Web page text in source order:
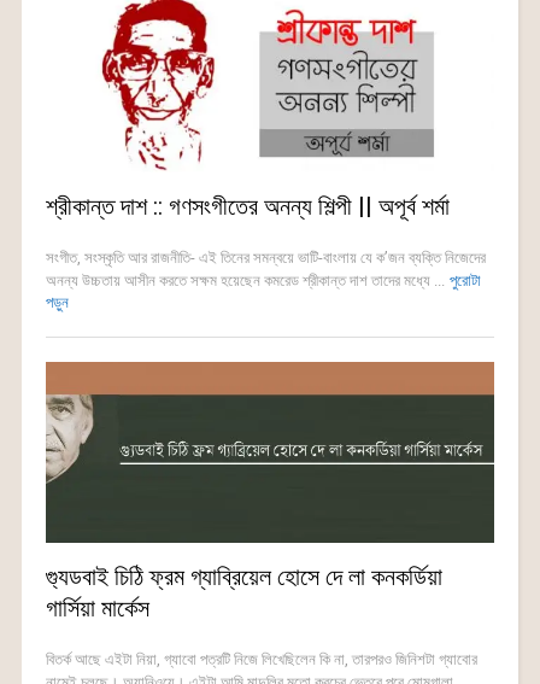
শ্রীকান্ত দাশ :: গণসংগীতের অনন্য শিল্পী || অপূর্ব শর্মা
সংগীত, সংস্কৃতি আর রাজনীতি- এই তিনের সমন্বয়ে ভাটি-বাংলায় যে ক’জন ব্যক্তি নিজেদের
অনন্য উচ্চতায় আসীন করতে সক্ষম হয়েছেন কমরেড শ্রীকান্ত দাশ তাদের মধ্যে ... পুরোটা
পড়ুন
গ্যুডবাই চিঠি ফ্রম গ্যাব্রিয়েল হোসে দে লা কনকর্ডিয়া
গার্সিয়া মার্কেস
বিতর্ক আছে এইটা নিয়া, গ্যাবো পত্রটি নিজে লিখেছিলেন কি না, তারপরও জিনিশটা গ্যাবোর